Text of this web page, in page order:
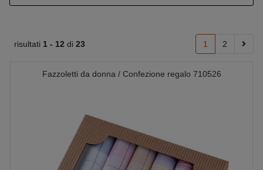
risultati 1 - 12 di 23 1 2
Fazzoletti da donna / Confezione regalo 710526